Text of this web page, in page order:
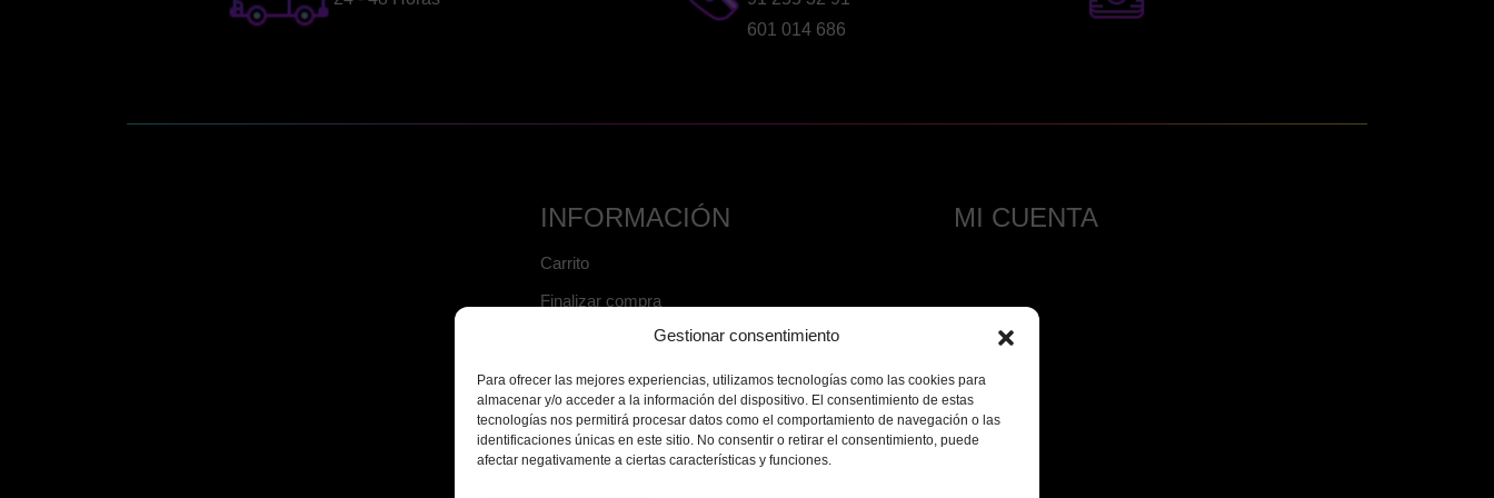
Gestionar consentimiento
Para ofrecer las mejores experiencias, utilizamos tecnologías como las cookies para
almacenar y/o acceder a la información del dispositivo. El consentimiento de estas
tecnologías nos permitirá procesar datos como el comportamiento de navegación o las
identificaciones únicas en este sitio. No consentir o retirar el consentimiento, puede
afectar negativamente a ciertas características y funciones.
601 014 686
INFORMACIÓN
Carrito
Finalizar compra
Mi cuenta
Mi lista de deseos
Aviso legal
MI CUENTA